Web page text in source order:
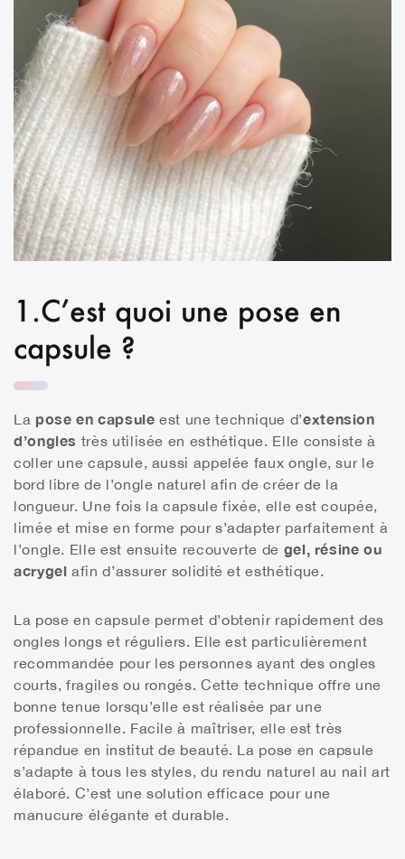
1.C’est quoi une pose en
capsule ?
La pose en capsule est une technique d’extension
d’ongles très utilisée en esthétique. Elle consiste à
coller une capsule, aussi appelée faux ongle, sur le
bord libre de l’ongle naturel afin de créer de la
longueur. Une fois la capsule fixée, elle est coupée,
limée et mise en forme pour s’adapter parfaitement à
l’ongle. Elle est ensuite recouverte de gel, résine ou
acrygel afin d’assurer solidité et esthétique.
La pose en capsule permet d’obtenir rapidement des
ongles longs et réguliers. Elle est particulièrement
recommandée pour les personnes ayant des ongles
courts, fragiles ou rongés. Cette technique offre une
bonne tenue lorsqu’elle est réalisée par une
professionnelle. Facile à maîtriser, elle est très
répandue en institut de beauté. La pose en capsule
s’adapte à tous les styles, du rendu naturel au nail art
élaboré. C’est une solution efficace pour une
manucure élégante et durable.